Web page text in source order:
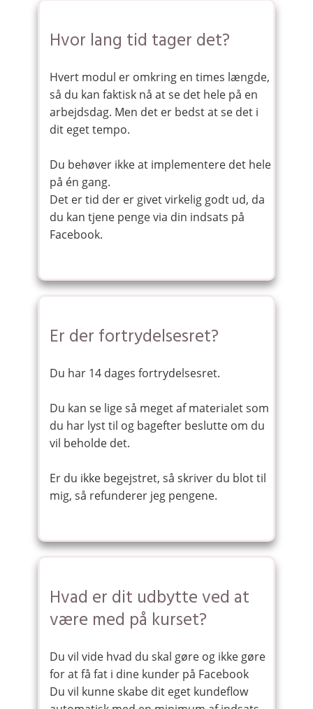
Hvor lang tid tager det?
Hvert modul er omkring en times længde,
så du kan faktisk nå at se det hele på en
arbejdsdag. Men det er bedst at se det i
dit eget tempo.
Du behøver ikke at implementere det hele
på én gang.
Det er tid der er givet virkelig godt ud, da
du kan tjene penge via din indsats på
Facebook.
Er der fortrydelsesret?
Du har 14 dages fortrydelsesret.
Du kan se lige så meget af materialet som
du har lyst til og bagefter beslutte om du
vil beholde det.
Er du ikke begejstret, så skriver du blot til
mig, så refunderer jeg pengene.
Hvad er dit udbytte ved at
være med på kurset?
Du vil vide hvad du skal gøre og ikke gøre
for at få fat i dine kunder på Facebook
Du vil kunne skabe dit eget kundeflow